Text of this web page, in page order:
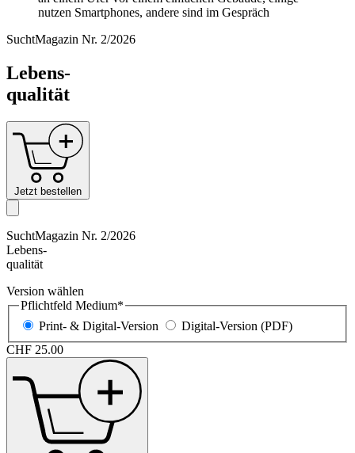
SuchtMagazin Nr. 2/2026
Lebens-
qualität
Jetzt bestellen
SuchtMagazin Nr. 2/2026
Lebens-
qualität
Version wählen
Pflichtfeld Medium*
Print- & Digital-Version
Digital-Version (PDF)
CHF 25.00